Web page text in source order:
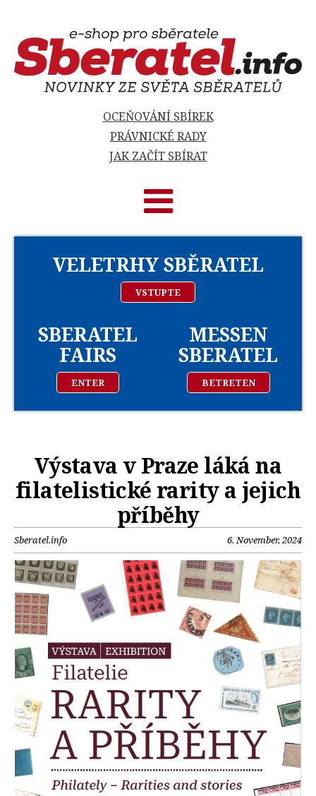
OCEŇOVÁNÍ SBÍREK
PRÁVNICKÉ RADY
JAK ZAČÍT SBÍRAT
VELETRHY SBĚRATEL
VSTUPTE
SBERATEL
FAIRS
ENTER
MESSEN
SBERATEL
BETRETEN
Výstava v Praze láká na
filatelistické rarity a jejich
příběhy
Sberatel.info 6. November, 2024